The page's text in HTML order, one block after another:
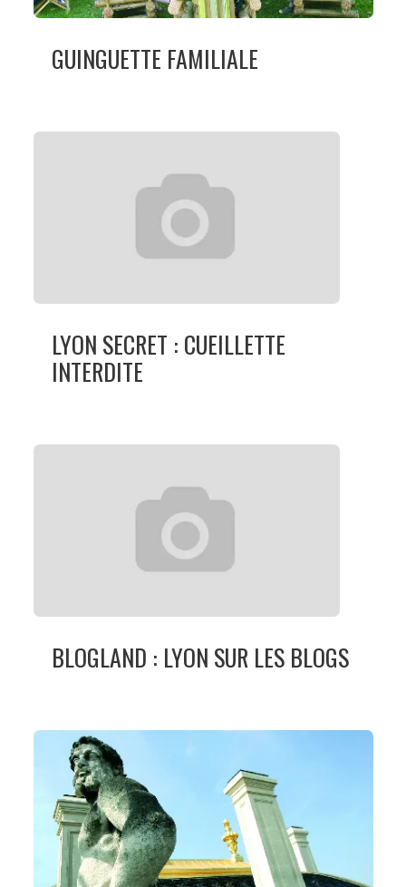
GUINGUETTE FAMILIALE
LYON SECRET : CUEILLETTE
INTERDITE
BLOGLAND : LYON SUR LES BLOGS